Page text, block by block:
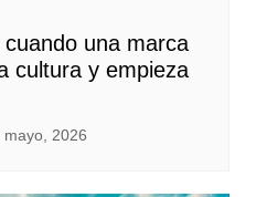
una marca
cultura y empieza
mayo, 2026